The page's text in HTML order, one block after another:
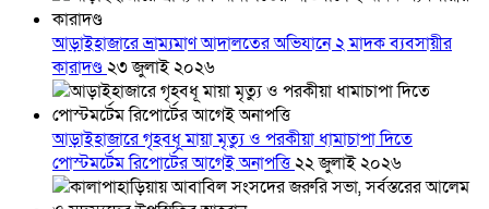
আড়াইহাজারে ভ্রাম্যমাণ আদালতের অভিযানে ২ মাদক ব্যবসায়ীর
কারাদণ্ড২৩ জুলাই ২০২৬
আড়াইহাজারে গৃহবধূ মায়া মৃত্যু ও পরকীয়া ধামাচাপা দিতে
পোস্টমর্টেম রিপোর্টের আগেই অনাপত্তি২২ জুলাই ২০২৬